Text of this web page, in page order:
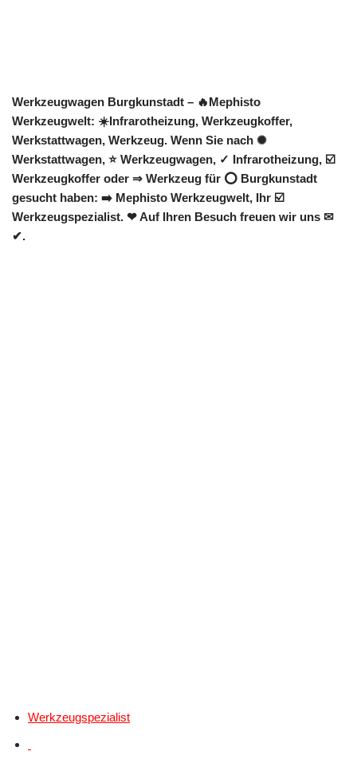
Werkzeugwagen Burgkunstadt – 🔥Mephisto
Werkzeugwelt: ☀️Infrarotheizung, Werkzeugkoffer,
Werkstattwagen, Werkzeug. Wenn Sie nach ✺
Werkstattwagen, ⭐ Werkzeugwagen, ✓ Infrarotheizung, ☑️
Werkzeugkoffer oder ⇒ Werkzeug für ⭕ Burgkunstadt
gesucht haben: ➡️ Mephisto Werkzeugwelt, Ihr ☑️
Werkzeugspezialist. ❤ Auf Ihren Besuch freuen wir uns ✉
✔.
Werkzeugspezialist